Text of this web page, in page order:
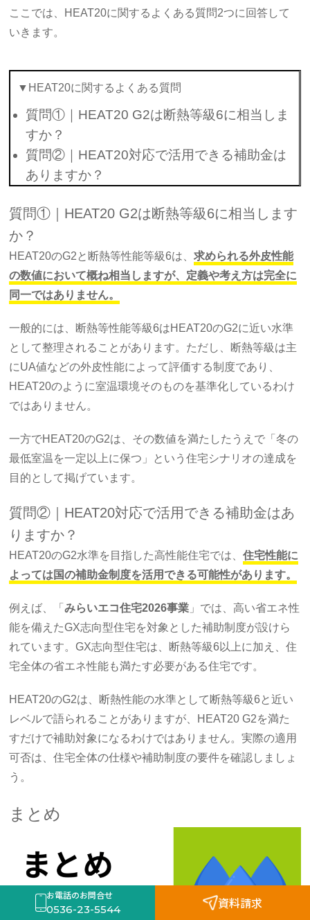
ここでは、HEAT20に関するよくある質問2つに回答して
いきます。
▼HEAT20に関するよくある質問
質問①｜HEAT20 G2は断熱等級6に相当しま
すか？
質問②｜HEAT20対応で活用できる補助金は
ありますか？
質問①｜HEAT20 G2は断熱等級6に相当します
か？
HEAT20のG2と断熱等性能等級6は、求められる外皮性能
の数値において概ね相当しますが、定義や考え方は完全に
同一ではありません。
一般的には、断熱等性能等級6はHEAT20のG2に近い水準
として整理されることがあります。ただし、断熱等級は主
にUA値などの外皮性能によって評価する制度であり、
HEAT20のように室温環境そのものを基準化しているわけ
ではありません。
一方でHEAT20のG2は、その数値を満たしたうえで「冬の
最低室温を一定以上に保つ」という住宅シナリオの達成を
目的として掲げています。
質問②｜HEAT20対応で活用できる補助金はあ
りますか？
HEAT20のG2水準を目指した高性能住宅では、住宅性能に
よっては国の補助金制度を活用できる可能性があります。
例えば、「みらいエコ住宅2026事業 」では、高い省エネ性
能を備えたGX志向型住宅を対象とした補助制度が設けら
れています。GX志向型住宅は、断熱等級6以上に加え、住
宅全体の省エネ性能も満たす必要がある住宅です。
HEAT20のG2は、断熱性能の水準として断熱等級6と近い
レベルで語られることがありますが、HEAT20 G2を満た
すだけで補助対象になるわけではありません。実際の適用
可否は、住宅全体の仕様や補助制度の要件を確認しましょ
う。
まとめ
お電話のお問合せ
0536-23-5544 資料請求